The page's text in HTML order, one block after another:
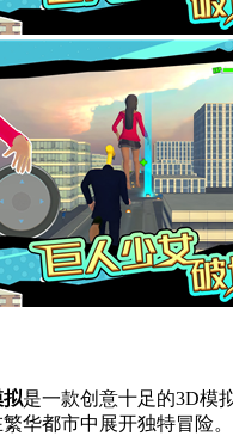
拟是一款创意十足的3D模
华都市中展开独特冒险